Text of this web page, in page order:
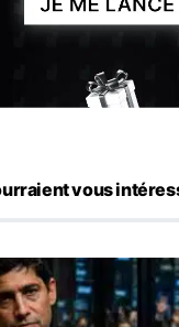
vous
: 23 000 postes